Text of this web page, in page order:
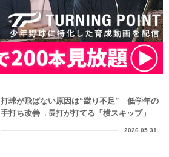
打球が飛ばない原因は“蹴り不足” 低学年の
手打ち改善→長打が打てる「横スキップ」
2026.05.31